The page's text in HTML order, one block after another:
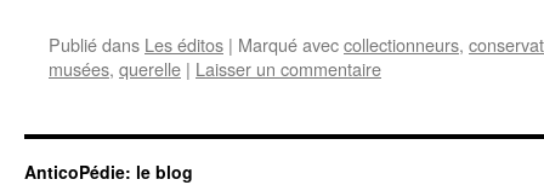
Publié dans Les éditos | Marqué aveccollectionneurs,
musées, querelle | Laisser un commentaire
AnticoPédie: le blog